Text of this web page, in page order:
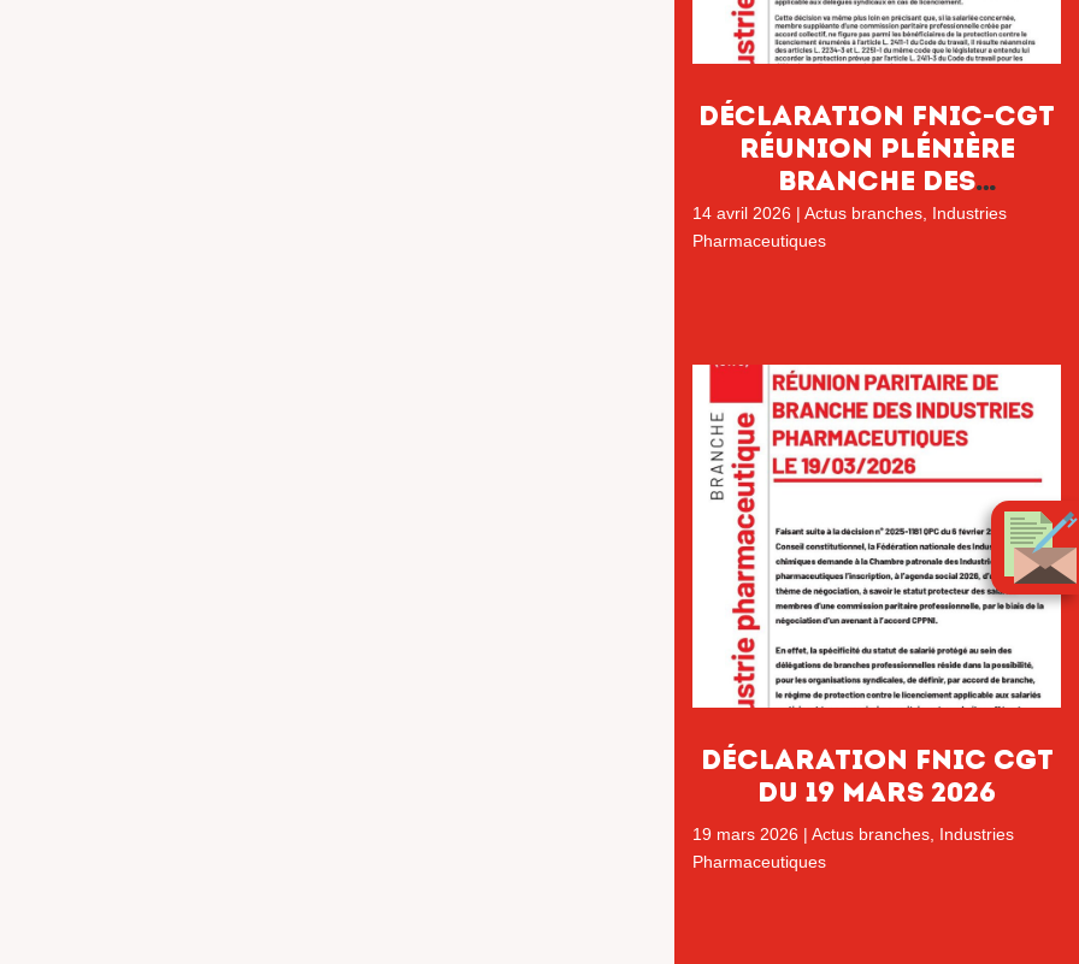
DÉCLARATION FNIC-CGT
RÉUNION PLÉNIÈRE
BRANCHE DES
INDUSTRIES
PHARMACEUTIQUES LE 9
14 avril 2026 | Actus branches Industries
Pharmaceutiques
déclaration fnic cgt
du 19 mars 2026
19 mars 2026 | Actus branches, Industries
Pharmaceutiques